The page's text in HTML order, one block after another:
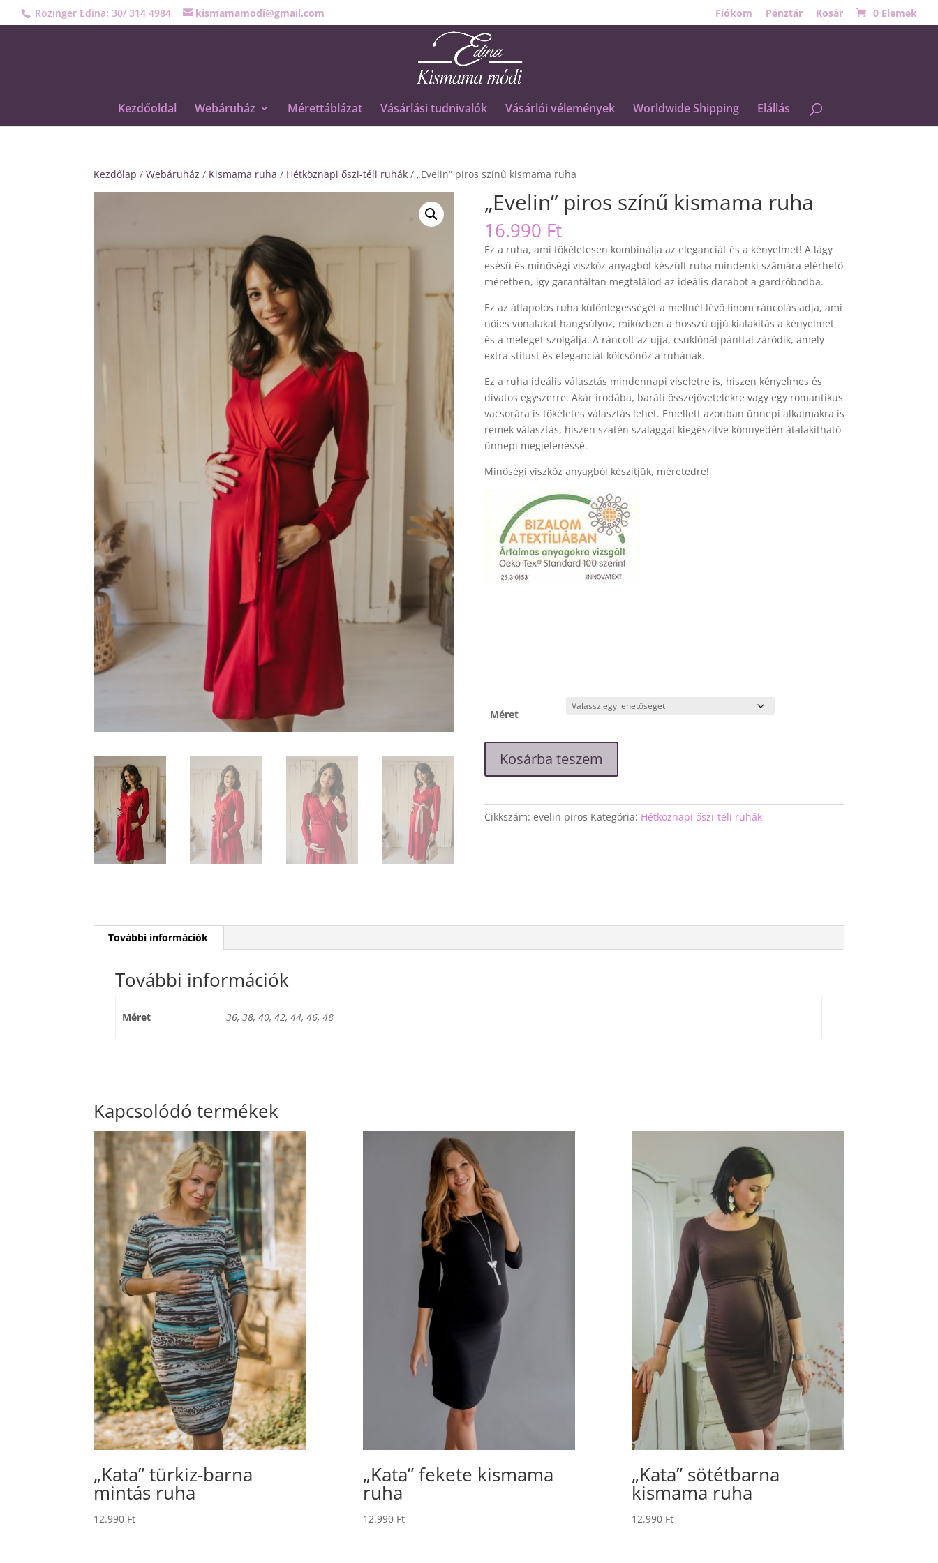
Rozinger Edina: 30/ 314 4984 kismamamodi@gmail.com Fiókom Pénztár Kosár 0 Elemek
Kezdőoldal Webáruház Mérettáblázat Vásárlási tudnivalók Vásárlói vélemények Worldwide Shipping Elállás
Kezdőlap /Webáruház / Kismama ruha / Hétköznapi őszi-téli ruhák / „Evelin” piros színű kismama ruha
„Evelin” piros színű kismama ruha
16.990 Ft
Ez a ruha, ami tökéletesen kombinálja az eleganciát és a kényelmet! A lágy
esésű és minőségi viszkóz anyagból készült ruha mindenki számára elérhető
méretben, így garantáltan megtalálod az ideális darabot a gardróbodba.
Ez az átlapolós ruha különlegességét a mellnél lévő finom ráncolás adja, ami
nőies vonalakat hangsúlyoz, miközben a hosszú ujjú kialakítás a kényelmet
és a meleget szolgálja. A ráncolt az ujja, csuklónál pánttal záródik, amely
extra stílust és eleganciát kölcsönöz a ruhának.
Ez a ruha ideális választás mindennapi viseletre is, hiszen kényelmes és
divatos egyszerre. Akár irodába, baráti összejövetelekre vagy egy romantikus
vacsorára is tökéletes választás lehet. Emellett azonban ünnepi alkalmakra is
remek választás, hiszen szatén szalaggal kiegészítve könnyedén átalakítható
ünnepi megjelenéssé.
Minőségi viszkóz anyagból készítjük, méretedre!
Méret
piros
színű
ruha
Kosárba teszem
Cikkszám: evelin piros Kategória: Hétköznapi őszi-téli ruhák
További információk
További információk
Méret 36, 38, 40, 42, 44, 46, 48
Kapcsolódó termékek
„Kata” türkiz-barna
mintás ruha
12.990 Ft
„Kata” fekete kismama
ruha
12.990 Ft
„Kata” sötétbarna
kismama ruha
12.990 Ft